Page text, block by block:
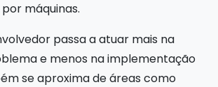
máquinas.
passa a atuar mais na
e menos na implementação
se aproxima de áreas como